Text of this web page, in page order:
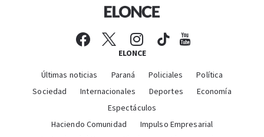
ELONCE
Últimas noticias Paraná Policiales
Política
Sociedad
Internacionales Deportes
Economía
Espectáculos
Haciendo Comunidad
Impulso Empresarial